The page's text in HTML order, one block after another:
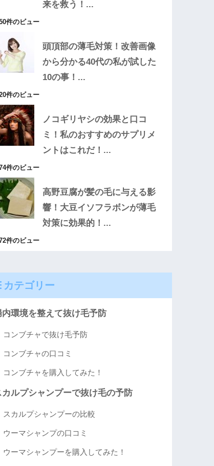
来を救う！...
件のビュー
頭頂部の薄毛対策！改善画像
から分かる40代の私が試した
10の事！...
件のビュー
ノコギリヤシの効果と口コ
ミ！私のおすすめのサプリメ
ントはこれだ！...
件のビュー
高野豆腐が髪の毛に与える影
響！大豆イソフラボンが薄毛
対策に効果的！...
件のビュー
カテゴリー
内環境を整えて抜け毛予防
コンブチャで抜け毛予防
コンブチャの口コミ
コンブチャを購入してみた！
カルプシャンプーで抜け毛の予防
スカルプシャンプーの比較
ウーマシャンプの口コミ
ウーマシャンプーを購入してみた！